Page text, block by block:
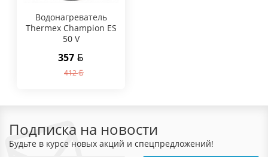
Водонагреватель
Thermex Champion ES
50 V
357
412
Подписка на новости
Будьте в курсе новых акций и спецпредложений!